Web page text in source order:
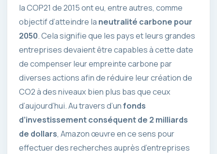
la COP21 de 2015 ont eu, entre autres, comme
objectif d’atteindre la neutralité carbone pour
2050. Cela signifie que les pays et leurs grandes
entreprises devaient être capables à cette date
de compenser leur empreinte carbone par
diverses actions afin de réduire leur création de
CO2 à des niveaux bien plus bas que ceux
d’aujourd’hui. Au travers d’unfonds
d’investissement conséquent de 2 milliards
de dollars, Amazon œuvre en ce sens pour
effectuer des recherches auprès d’entreprises